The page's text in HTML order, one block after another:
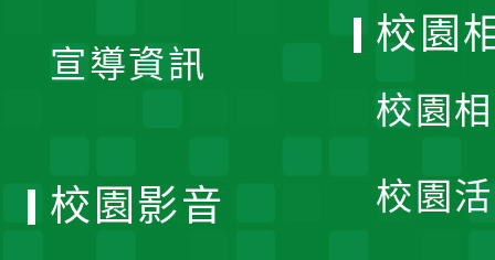
宣導資訊
校園
校園
校園
校園影音